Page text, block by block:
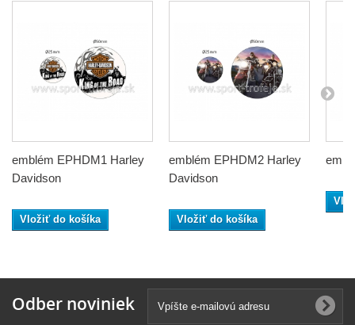
emblém EPHDM1 Harley
Davidson
Vložiť do košíka
emblém EPHDM2 Harley
Davidson
Vložiť do košíka
Odber noviniek